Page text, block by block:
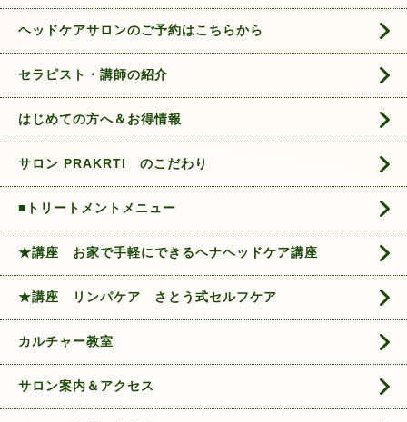
ヘッドケアサロンのご予約はこちらから
セラピスト・講師の紹介
はじめての方へ＆お得情報
サロン PRAKRTI のこだわり
■トリートメントメニュー
★講座 お家で手軽にできるヘナヘッドケア講座
★講座 リンパケア さとう式セルフケア
カルチャー教室
サロン案内＆アクセス